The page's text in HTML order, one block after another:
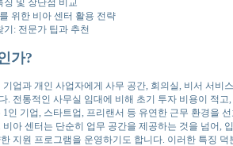
징 및 장단점 비교
위한 비아 센터 활용 전략
: 전문가 팁과 추천
가?
업과 개인 사업자에게 사무 공간, 회의실, 비서 서비
. 전통적인 사무실 임대에 비해 초기 투자 비용이 적
인 기업, 스타트업, 프리랜서 등 유연한 근무 환경을
아 센터는 단순히 업무 공간을 제공하는 것을 넘어,
지원 프로그램을 운영하기도 합니다. 이러한 특징